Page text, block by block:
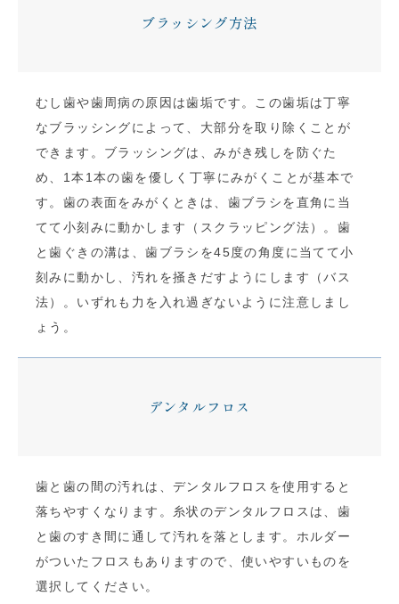
ブラッシング方法
むし歯や歯周病の原因は歯垢です。この歯垢は丁寧
なブラッシングによって、大部分を取り除くことが
できます。ブラッシングは、みがき残しを防ぐた
め、1本1本の歯を優しく丁寧にみがくことが基本で
す。歯の表面をみがくときは、歯ブラシを直角に当
てて小刻みに動かします（スクラッピング法）。歯
と歯ぐきの溝は、歯ブラシを45度の角度に当てて小
刻みに動かし、汚れを掻きだすようにします（バス
法）。いずれも力を入れ過ぎないように注意しまし
ょう。
デンタルフロス
歯と歯の間の汚れは、デンタルフロスを使用すると
落ちやすくなります。糸状のデンタルフロスは、歯
と歯のすき間に通して汚れを落とします。ホルダー
がついたフロスもありますので、使いやすいものを
選択してください。